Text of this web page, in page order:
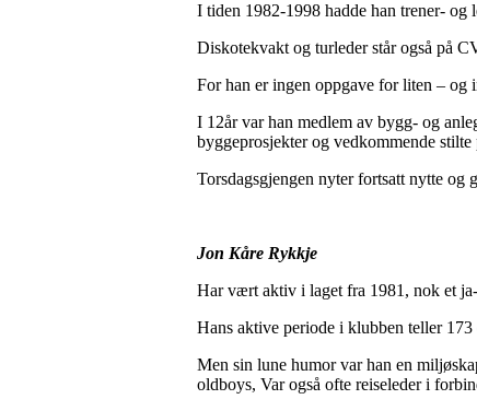
I tiden 1982-1998 hadde han trener- og
Diskotekvakt og turleder står også på
For han er ingen oppgave for liten – og
I 12år var han medlem av bygg- og
byggeprosjekter og vedkommende
Torsdagsgjengen nyter fortsatt nytte og
Jon Kåre Rykkje
Har vært aktiv i laget fra 1981, nok et
Hans aktive periode i klubben teller 173
Men sin lune humor var han en
oldboys, Var også ofte reiseleder i